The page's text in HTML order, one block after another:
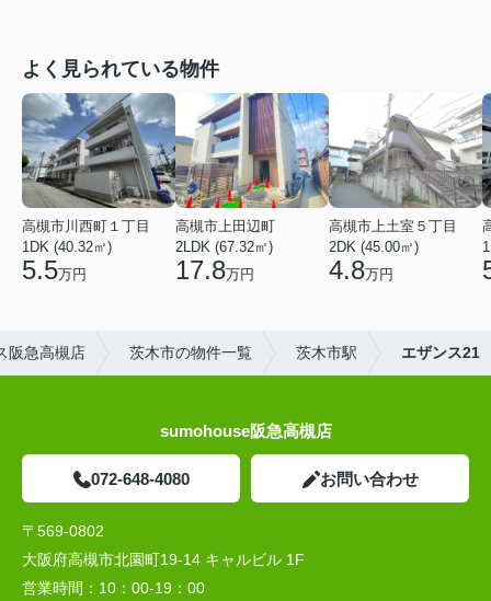
よく見られている物件
高槻市川西町１丁目
1DK (40.32㎡)
5.5万円
高槻市上田辺町
2LDK (67.32㎡)
17.8万円
高槻市上土室５丁目
2DK (45.00㎡)
4.8万円
阪急高槻店 茨木市の物件一覧 茨木市駅 エザンス21
sumohouse阪急高槻店
072-648-4080 お問い合わせ
〒569-0802
大阪府高槻市北園町19-14 キャルビル 1F
営業時間： 10：00-19：00